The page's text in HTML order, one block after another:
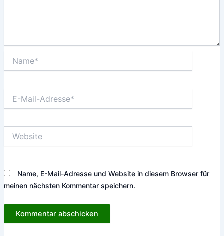
Mail-
Name, E-Mail-Adresse und Website in diesem Browser für
meinen nächsten Kommentar speichern.